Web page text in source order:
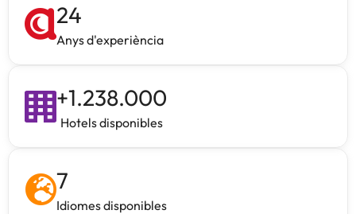
24
Anys d'experiència
+1.238.000
Hotels disponibles
7
Idiomes disponibles